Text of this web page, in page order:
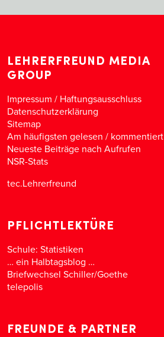
LEHRERFREUND MEDIA
GROUP
Impressum / Haftungsausschluss
Datenschutzerklärung
Sitemap
Am häufigsten gelesen / kommentiert
Neueste Beiträge nach Aufrufen
NSR-Stats
tec.Lehrerfreund
PFLICHTLEKTÜRE
Schule: Statistiken
… ein Halbtagsblog …
Briefwechsel Schiller/Goethe
telepolis
FREUNDE & PARTNER